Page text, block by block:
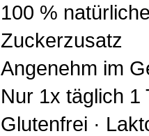
100 %
Zuckerzusatz
Angenehm im
Nur 1x täglich 1
Glutenfrei ·